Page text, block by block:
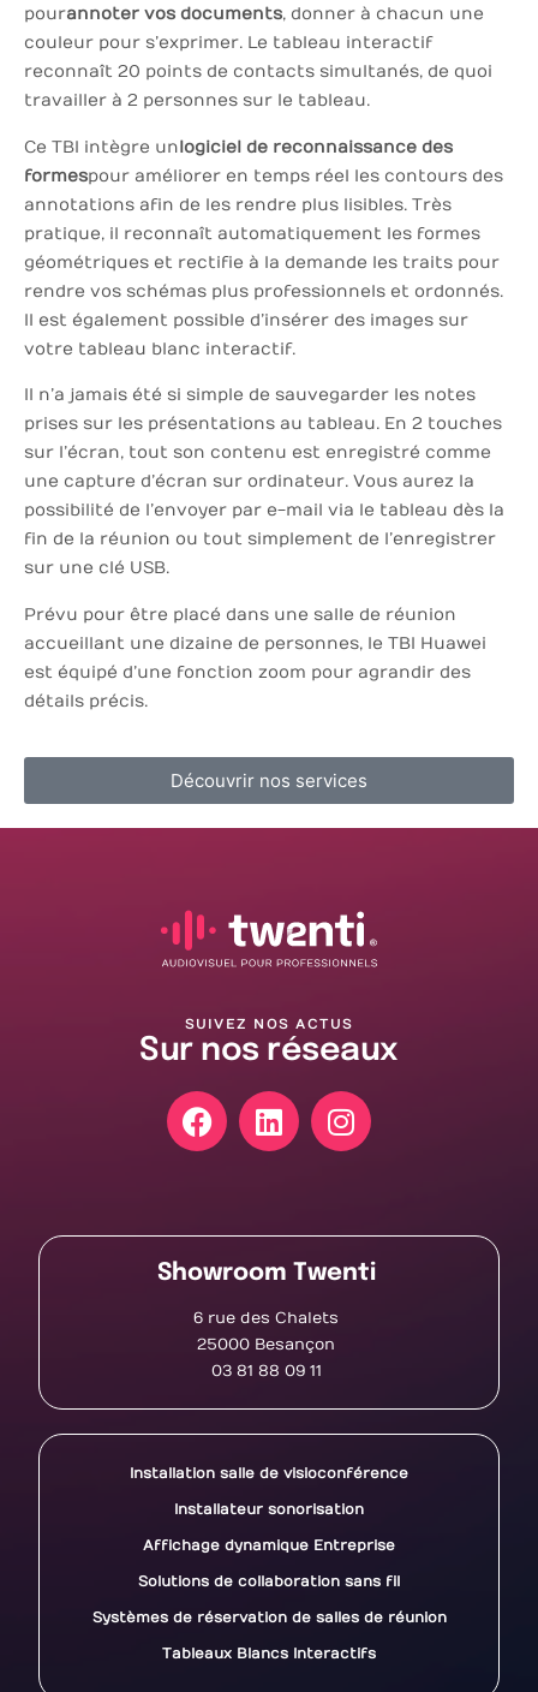
pourannoter vos documents, donner à chacun une
couleur pour s’exprimer. Le tableau interactif
reconnaît 20 points de contacts simultanés, de quoi
travailler à 2 personnes sur le tableau.
Ce TBI intègre unlogiciel de reconnaissance des
formespour améliorer en temps réel les contours des
annotations afin de les rendre plus lisibles. Très
pratique, il reconnaît automatiquement les formes
géométriques et rectifie à la demande les traits pour
rendre vos schémas plus professionnels et ordonnés.
Il est également possible d’insérer des images sur
votre tableau blanc interactif.
Il n’a jamais été si simple de sauvegarder les notes
prises sur les présentations au tableau. En 2 touches
sur l’écran, tout son contenu est enregistré comme
une capture d’écran sur ordinateur. Vous aurez la
possibilité de l’envoyer par e-mail via le tableau dès la
fin de la réunion ou tout simplement de l’enregistrer
sur une clé USB.
Prévu pour être placé dans une salle de réunion
accueillant une dizaine de personnes, le TBI Huawei
est équipé d’une fonction zoom pour agrandir des
détails précis.
Découvrir nos services
SUIVEZ NOS ACTUS
Sur nos réseaux
Showroom Twenti
6 rue des Chalets
25000 Besançon
03 81 88 09 11
Installation salle de visioconférence
Installateur sonorisation
Affichage dynamique Entreprise
Solutions de collaboration sans fil
Systèmes de réservation de salles de réunion
Tableaux Blancs Interactifs